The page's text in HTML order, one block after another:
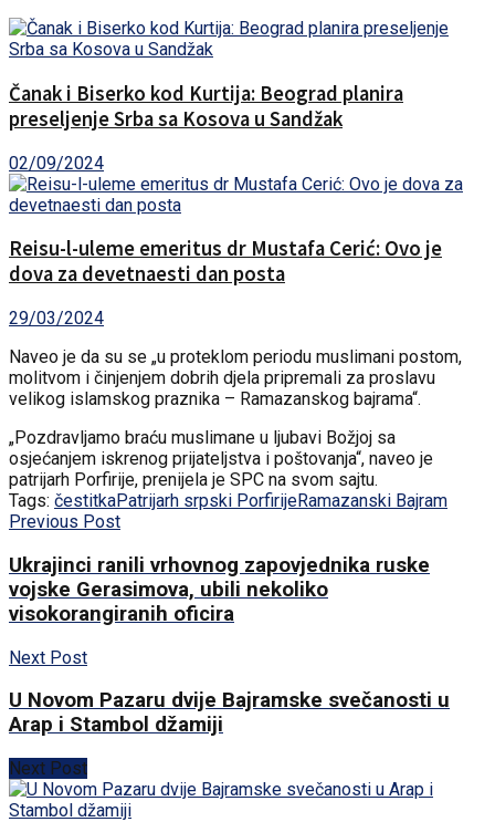
Čanak i Biserko kod Kurtija: Beograd planira
preseljenje Srba sa Kosova u Sandžak
02/09/2024
Reisu-l-uleme emeritus dr Mustafa Cerić: Ovo je
dova za devetnaesti dan posta
29/03/2024
Naveo je da su se „u proteklom periodu muslimani postom,
molitvom i činjenjem dobrih djela pripremali za proslavu
velikog islamskog praznika – Ramazanskog bajrama“.
„Pozdravljamo braću muslimane u ljubavi Božjoj sa
osjećanjem iskrenog prijateljstva i poštovanja“, naveo je
patrijarh Porfirije, prenijela je SPC na svom sajtu.
Tags: čestitkaPatrijarh srpski PorfirijeRamazanski Bajram
Previous Post
Ukrajinci ranili vrhovnog zapovjednika ruske
vojske Gerasimova, ubili nekoliko
visokorangiranih oficira
Next Post
U Novom Pazaru dvije Bajramske svečanosti u
Arap i Stambol džamiji
Next Post